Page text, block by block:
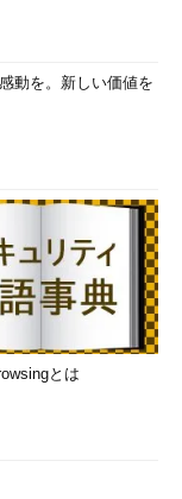
動を。新しい価値を
とは